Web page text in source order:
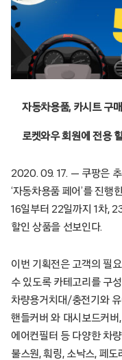
자동차용품, 카시트 구
로켓와우 회원에 전용
2020. 09. 17. — 쿠팡은
‘자동차용품 페어’를 진행
16일부터 22일까지 1차,
할인 상품을 선보인다.
이번 기획전은 고객의 필
수 있도록 카테고리를 구
차량용거치대/충전기와
핸들커버 와 대시보드커
에어컨필터 등 다양한 차
불스원, 훠링, 소낙스, 페